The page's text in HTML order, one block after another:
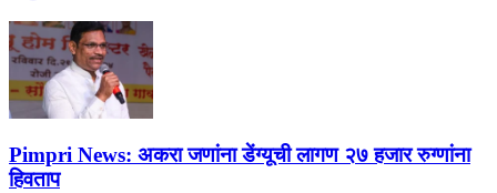
Pimpri News: अकरा जणांना डेंग्यूची लागण २७ हजार रुग्णांना
हिवताप